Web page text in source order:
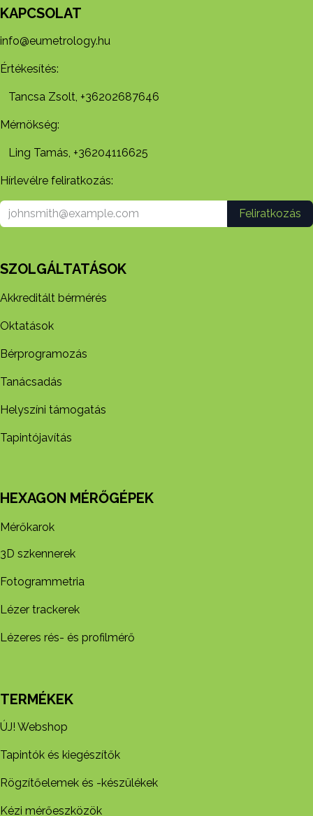
KAPCSOLAT
info@eumetrology.hu
Értékesítés:
Tancsa Zsolt, +36202687646
Mérnökség:
Ling Tamás, +36204116625
Hírlevélre feliratkozás:
Feliratkozás
SZOLGÁLTATÁSOK
Akkreditált bérmérés
Oktatások
Bérprogramozás
Tanácsadás
Helyszíni támogatás
Tapintójavítás
HEXAGON MÉRŐGÉPEK
Mérőkarok
3D szkennerek
Fotogrammetria
Lézer trackerek
Lézeres rés- és profilmérő
TERMÉKEK
ÚJ! Webshop
Tapintók és kiegészítők
Rögzítőelemek és -készül​ékek
Kézi mérőeszközök